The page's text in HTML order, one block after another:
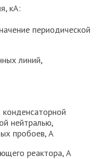
кА:
периодической
линий,
нейтралью,
пробоев, А
реактора, А